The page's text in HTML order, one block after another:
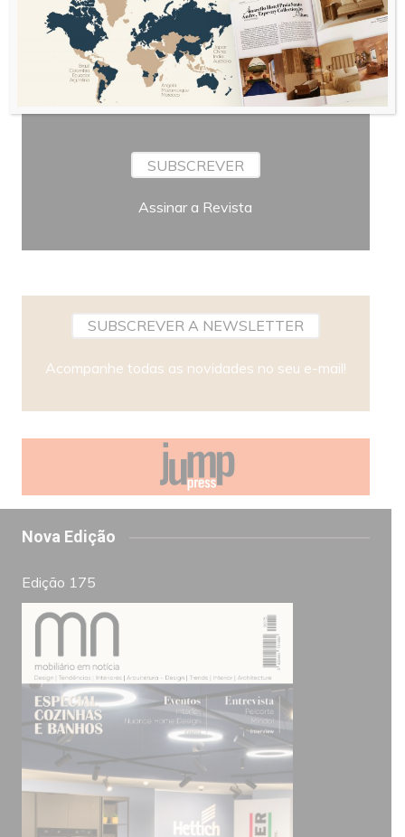
Periodicidade
SUBSCREVER
Assinar a Revista
SUBSCREVER A NEWSLETTER
Acompanhe todas as novidades no seu e-mail!
Nova Edição
Edição 175